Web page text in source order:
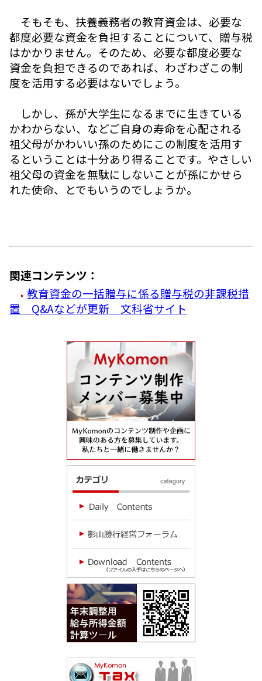
そもそも、扶養義務者の教育資金は、必要な
都度必要な資金を負担することについて、贈与税
はかかりません。そのため、必要な都度必要な
資金を負担できるのであれば、わざわざこの制
度を活用する必要はないでしょう。
しかし、孫が大学生になるまでに生きている
かわからない、などご自身の寿命を心配される
祖父母がかわいい孫のためにこの制度を活用す
るということは十分あり得ることです。やさしい
祖父母の資金を無駄にしないことが孫にかせら
れた使命、とでもいうのでしょうか。
関連コンテンツ：
教育資金の一括贈与に係る贈与税の非課税措
置 Q&Aなどが更新 文科省サイト